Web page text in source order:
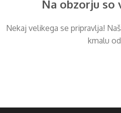
Na obzorju so
Nekaj ​​velikega se pripravlja!
kmalu